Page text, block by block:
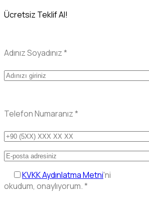
Ücretsiz Teklif Al!
Adınız Soyadınız*
Telefon Numaranız*
KVKK Aydınlatma Metni'ni
okudum, onaylıyorum.*